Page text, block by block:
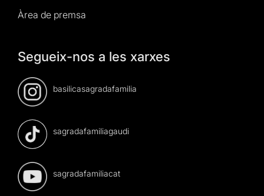
Àrea de premsa
Segueix-nos a les xarxes
basilicasagradafamilia
sagradafamiliagaudi
sagradafamiliacat